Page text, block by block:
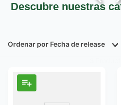
Descubre nuestras
Ordenar por Fecha de release